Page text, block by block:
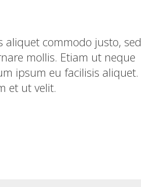
aliquet commodo justo, sed
mollis. Etiam ut neque
ipsum eu facilisis aliquet.
et ut velit.